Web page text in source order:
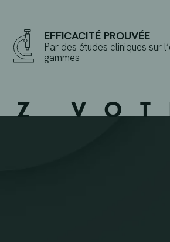
EFFICACITÉ PROUVÉE
Par des études cliniques sur
gammes